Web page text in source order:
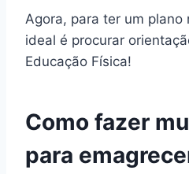
Agora, para ter um
ideal é procurar
Educação Física!
Como fazer
para